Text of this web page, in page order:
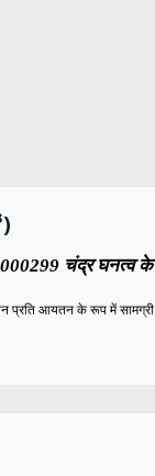
चंद्र घनत्व के
प्रति आयतन के रूप में